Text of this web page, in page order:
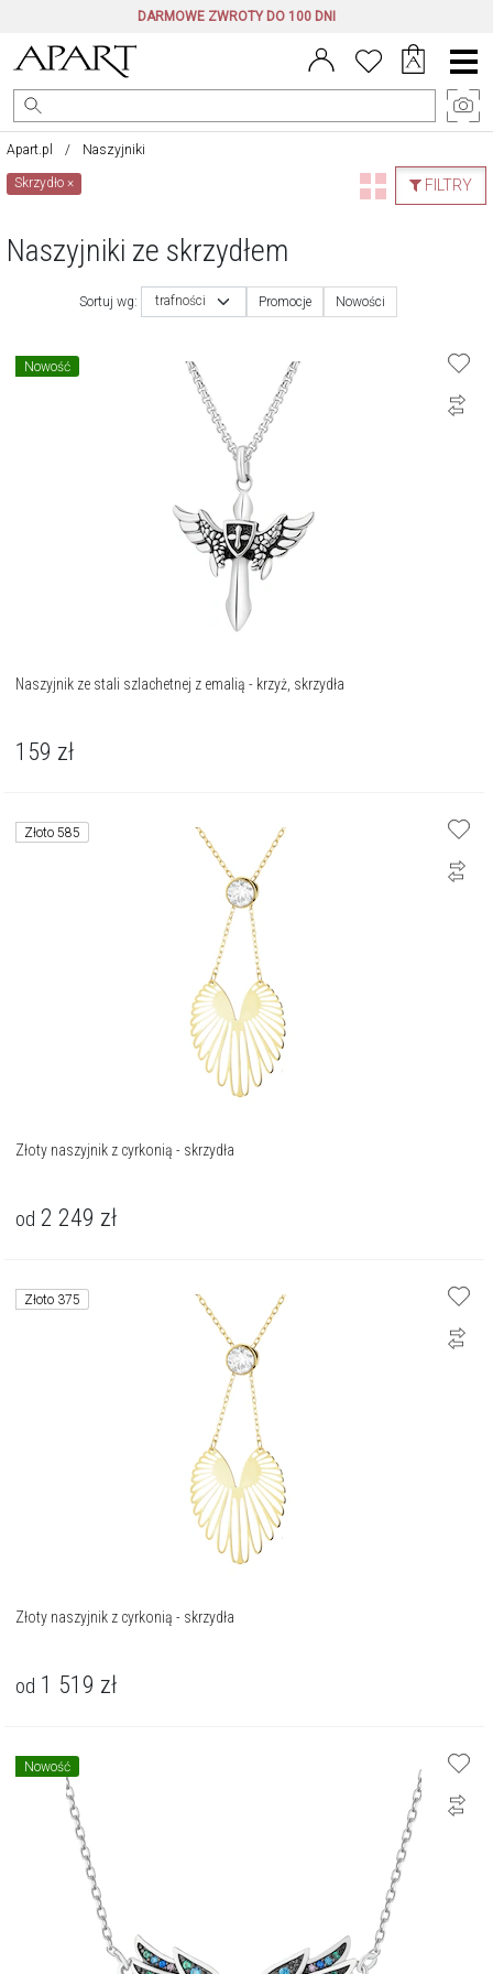
DARMOWE ZWROTY DO 100 DNI
Menu
główne
Apart.pl Naszyjniki
FILTRY
Skrzydło×
Naszyjniki ze skrzydłem
Sortuj wg: trafności Promocje Nowości
Nowość
Naszyjnik ze stali szlachetnej z emalią - krzyż, skrzydła
159 zł
Złoto 585
Złoty naszyjnik z cyrkonią - skrzydła
od 2 249 zł
Złoto 375
Złoty naszyjnik z cyrkonią - skrzydła
od 1 519 zł
Nowość